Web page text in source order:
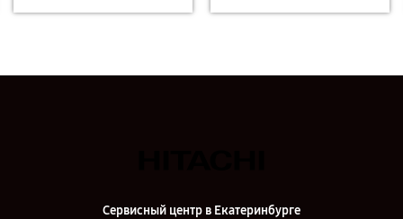
Сервисный центр в Екатеринбурге